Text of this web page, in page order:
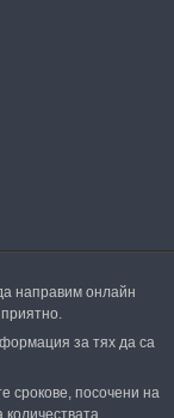
направим онлайн
за тях да са
срокове, посочени на